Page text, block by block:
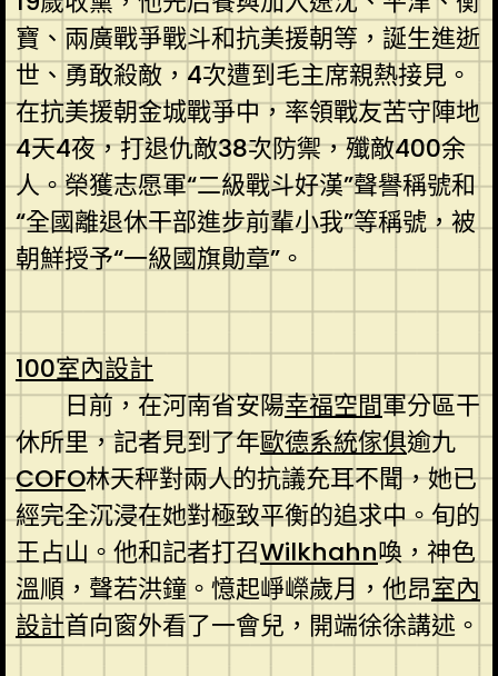
寶、兩廣戰爭戰斗和抗美援朝等，誕生進逝
世、勇敢殺敵，4次遭到毛主席親熱接見。
在抗美援朝金城戰爭中，率領戰友苦守陣地
4天4夜，打退仇敵38次防禦，殲敵400余
人。榮獲志愿軍“二級戰斗好漢”聲譽稱號和
“全國離退休干部進步前輩小我”等稱號，被
朝鮮授予“一級國旗勛章”。
100室內設計
日前，在河南省安陽幸福空間軍分區干
休所里，記者見到了年歐德系統傢俱逾九
COFO林天秤對兩人的抗議充耳不聞，她已
經完全沉浸在她對極致平衡的追求中。旬的
王占山。他和記者打召Wilkhahn喚，神色
溫順，聲若洪鐘。憶起崢嶸歲月，他昂室內
設計首向窗外看了一會兒，開端徐徐講述。